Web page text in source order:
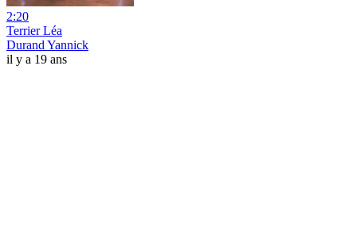
2:20
Terrier Léa
Durand Yannick
il y a 19 ans